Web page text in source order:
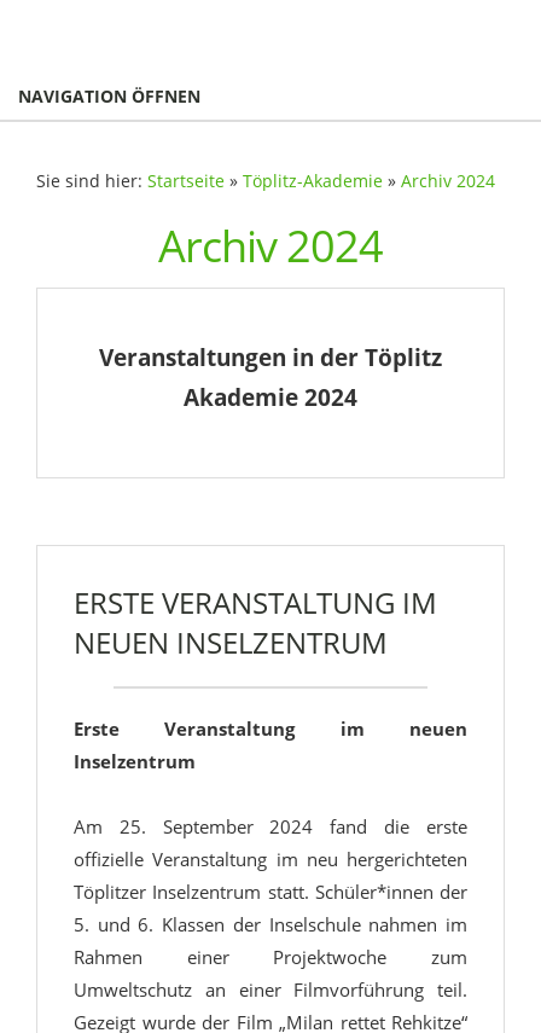
NAVIGATION ÖFFNEN
Sie sind hier: Startseite » Töplitz-Akademie » Archiv 2024
Archiv 2024
Veranstaltungen in der Töplitz
Akademie 2024
ERSTE VERANSTALTUNG IM
NEUEN INSELZENTRUM
Erste Veranstaltung im neuen
Inselzentrum
Am 25. September 2024 fand die erste
offizielle Veranstaltung im neu hergerichteten
Töplitzer Inselzentrum statt. Schüler*innen der
5. und 6. Klassen der Inselschule nahmen im
Rahmen einer Projektwoche zum
Umweltschutz an einer Filmvorführung teil.
Gezeigt wurde der Film „Milan rettet Rehkitze“